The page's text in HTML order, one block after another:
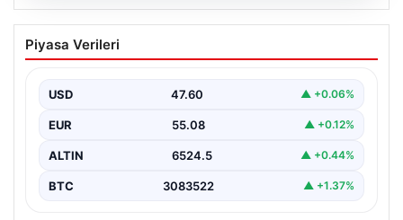
Fed faizi sabit tuttu
Piyasa Verileri
USD 47.60 ▲ +0.06%
EUR 55.08 ▲ +0.12%
ALTIN 6524.5 ▲ +0.44%
BTC 3083522 ▲ +1.37%